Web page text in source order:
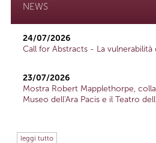
NEWS
24/07/2026
Call for Abstracts - La
23/07/2026
Mostra Robert Mapplethorpe,
Museo dell'Ara Pacis e il Teatro
leggi tutto